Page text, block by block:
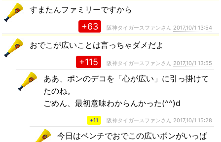
すまたんファミリーですから
+63 阪神タイガースファンさん 2017,10/1 13:54
おでこが広いことは言っちゃダメだよ
+115 阪神タイガースファンさん 2017,10/1 13:55
ああ、ポンのデコを「心が広い」に引っ掛けて
たのね。
ごめん、最初意味わからんかった(^^)d
+11 阪神タイガースファンさん 2017,10/1 15:28
今日はベンチでおでこの広いポンがいっぱ